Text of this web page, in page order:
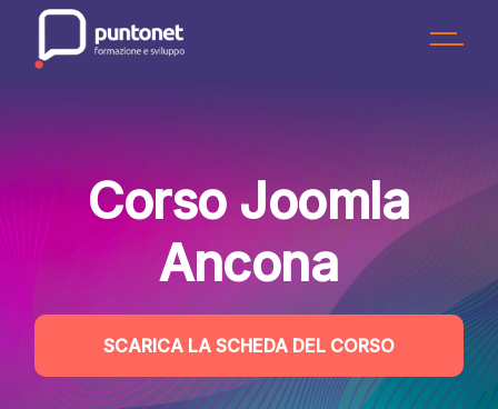
content
Corso Joomla
Ancona
SCARICA LA SCHEDA DEL CORSO